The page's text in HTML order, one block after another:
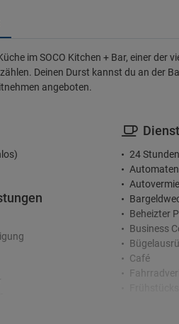
im SOCO Kitchen + Bar, einer der
Deinen Durst kannst du an der
angeboten.
24
Automaten
Beheizter
Business
Café